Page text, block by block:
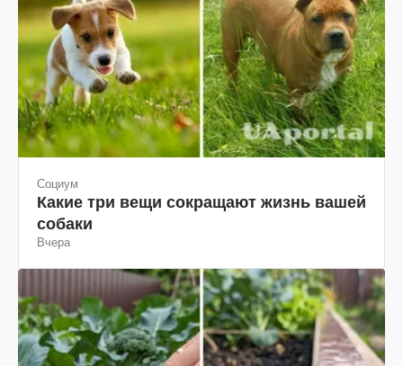
Социум
Какие три вещи сокращают жизнь вашей
собаки
Вчера